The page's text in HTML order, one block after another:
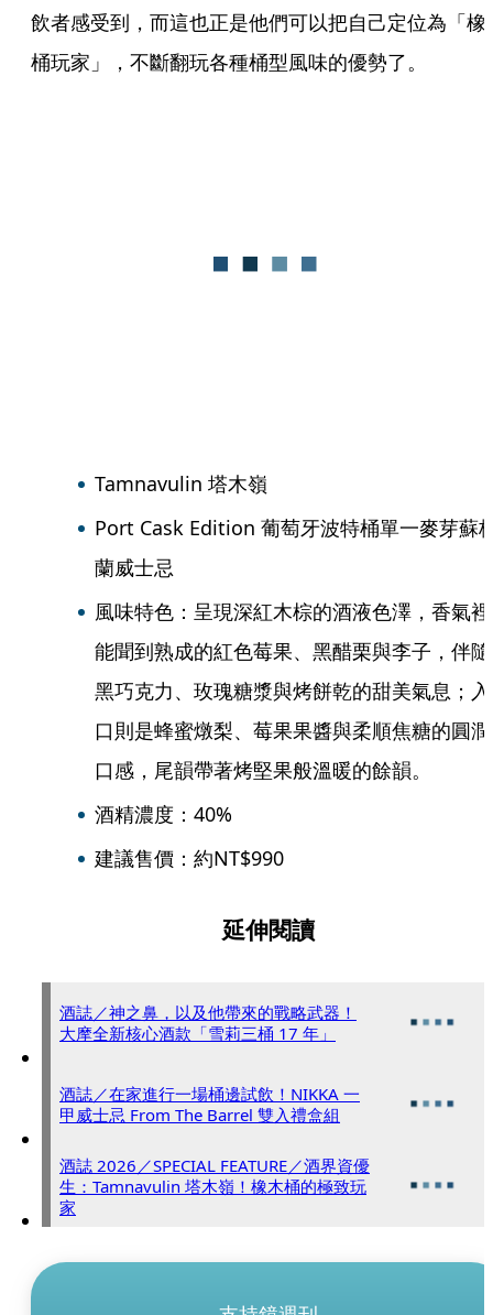
飲者感受到，而這也正是他們可以把自己定位為「橡
桶玩家」，不斷翻玩各種桶型風味的優勢了。
Tamnavulin 塔木嶺
Port Cask Edition 葡萄牙波特桶單一麥芽蘇
蘭威士忌
風味特色：呈現深紅木棕的酒液色澤，香氣裡
能聞到熟成的紅色莓果、黑醋栗與李子，伴隨
黑巧克力、玫瑰糖漿與烤餅乾的甜美氣息；入
口則是蜂蜜燉梨、莓果果醬與柔順焦糖的圓潤
口感，尾韻帶著烤堅果般溫暖的餘韻。
酒精濃度：40%
建議售價：約NT$990
延伸閱讀
酒誌／神之鼻，以及他帶來的戰略武器！
大摩全新核心酒款「雪莉三桶 17 年」
酒誌／在家進行一場桶邊試飲！NIKKA 一
甲威士忌 From The Barrel 雙入禮盒組
酒誌 2026／SPECIAL FEATURE／酒界資優
生：Tamnavulin 塔木嶺！橡木桶的極致玩
家